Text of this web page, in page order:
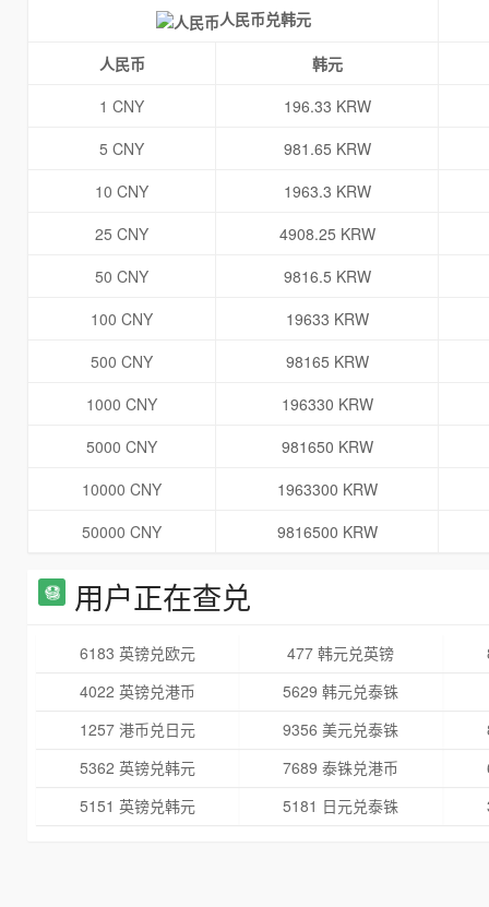
人民币兑韩元
人民币
韩元
1 CNY
196.33 KRW
5 CNY
981.65 KRW
10 CNY
1963.3 KRW
25 CNY
4908.25 KRW
50 CNY
9816.5 KRW
100 CNY
19633 KRW
500 CNY
98165 KRW
1000 CNY
196330 KRW
5000 CNY
981650 KRW
10000 CNY
1963300 KRW
50000 CNY
9816500 KRW
用户正在查兑
6183 英镑兑欧元 477 韩元兑英镑
4022 英镑兑港币
5629 韩元兑泰铢
1257 港币兑日元
9356 美元兑泰铢
5362 英镑兑韩元
7689 泰铢兑港币
5151 英镑兑韩元
5181 日元兑泰铢